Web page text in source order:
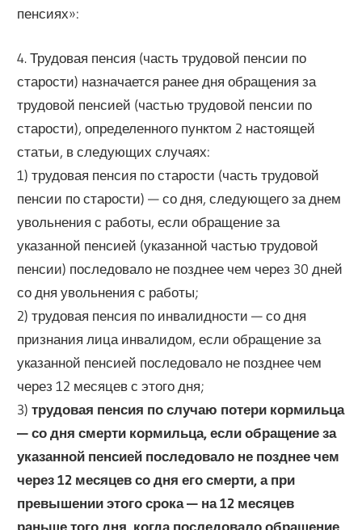
пенсиях»:
4. Трудовая пенсия (часть трудовой пенсии по
старости) назначается ранее дня обращения за
трудовой пенсией (частью трудовой пенсии по
старости), определенного пунктом 2 настоящей
статьи, в следующих случаях:
1) трудовая пенсия по старости (часть трудовой
пенсии по старости) — со дня, следующего за днем
увольнения с работы, если обращение за
указанной пенсией (указанной частью трудовой
пенсии) последовало не позднее чем через 30 дней
со дня увольнения с работы;
2) трудовая пенсия по инвалидности — со дня
признания лица инвалидом, если обращение за
указанной пенсией последовало не позднее чем
через 12 месяцев с этого дня;
3)трудовая пенсия по случаю потери кормильца
— со дня смерти кормильца, если обращение за
указанной пенсией последовало не позднее чем
через 12 месяцев со дня его смерти, а при
превышении этого срока — на 12 месяцев
раньше того дня, когда последовало обращение